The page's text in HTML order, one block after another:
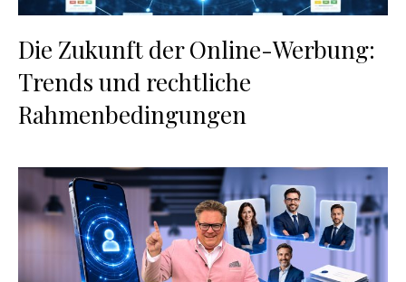
Die Zukunft der Online-Werbung:
Trends und rechtliche
Rahmenbedingungen